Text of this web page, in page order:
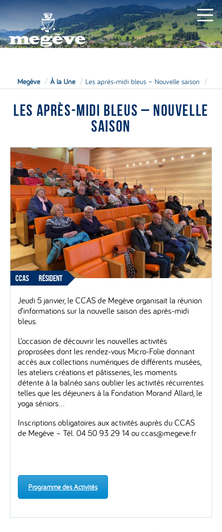
Megève À la Une Les après-midi bleus – Nouvelle saison
LES APRÈS-MIDI BLEUS – NOUVELLE
SAISON
CCAS RÉSIDENT
Jeudi 5 janvier, le CCAS de Megève organisait la réunion
d’informations sur la nouvelle saison des après-midi
bleus.
L’occasion de découvrir les nouvelles activités
proprosées dont les rendez-vous Micro-Folie donnant
accès aux collections numériques de différents musées,
les ateliers créations et pâtisseries, les moments
détente à la balnéo sans oublier les activités récurrentes
telles que les déjeuners à la Fondation Morand Allard, le
yoga séniors…
Inscriptions obligatoires aux activités auprès du CCAS
de Megève – Tél. 04 50 93 29 14 ou ccas@megeve.fr
Programme des Activités